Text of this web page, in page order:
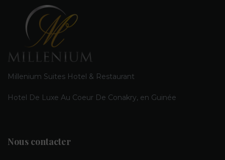
Millenium Suites Hotel & Restaurant
Hotel De Luxe Au Coeur De Conakry, en Guinée
Nous contacter